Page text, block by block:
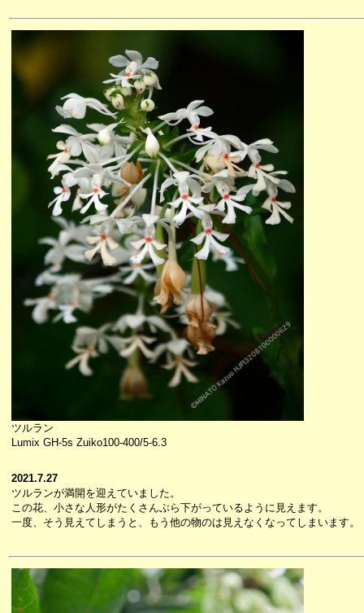
ツルラン
Lumix GH-5s Zuiko100-400/5-6.3
2021.7.27
ツルランが満開を迎えていました。
この花、小さな人形がたくさんぶら下がっているように見えます。
一度、そう見えてしまうと、もう他の物のは見えなくなってしまいます。